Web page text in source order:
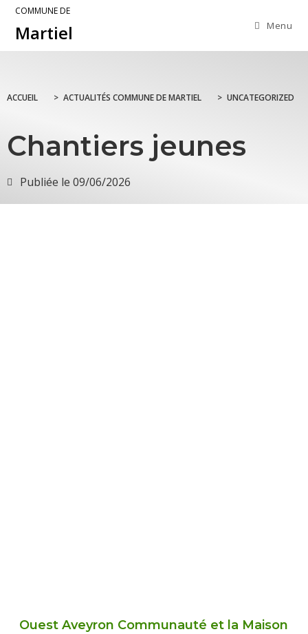
COMMUNE DE
Martiel Menu
ACCUEIL > ACTUALITÉS COMMUNE DE MARTIEL > UNCATEGORIZED
Chantiers jeunes
Publiée le 09/06/2026
Ouest Aveyron Communauté et la Maison